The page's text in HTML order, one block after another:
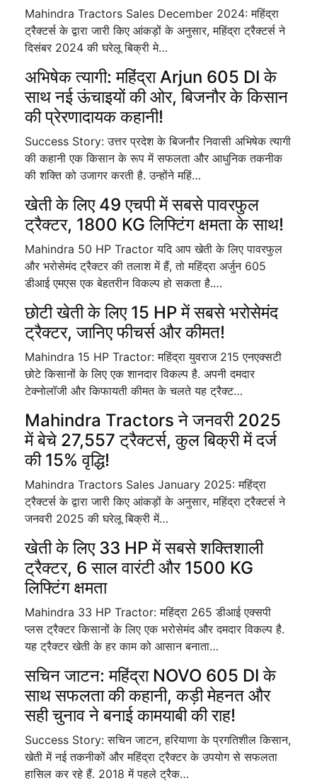
Mahindra Tractors Sales December 2024: महिंद्रा
ट्रैक्टर्स के द्वारा जारी किए आंकड़ों के अनुसार, महिंद्रा ट्रैक्टर्स ने
दिसंबर 2024 की घरेलू बिक्री मे…
अभिषेक त्यागी: महिंद्रा Arjun 605 DI के
साथ नई ऊंचाइयों की ओर, बिजनौर के किसान
की प्रेरणादायक कहानी!
Success Story: उत्तर प्रदेश के बिजनौर निवासी अभिषेक त्यागी
की कहानी एक किसान के रूप में सफलता और आधुनिक तकनीक
की शक्ति को उजागर करती है. उन्होंने महिं…
खेती के लिए 49 एचपी में सबसे पावरफुल
ट्रैक्टर, 1800 KG लिफ्टिंग क्षमता के साथ!
Mahindra 50 HP Tractor यदि आप खेती के लिए पावरफुल
और भरोसेमंद ट्रैक्टर की तलाश में हैं, तो महिंद्रा अर्जुन 605
डीआई एमएस एक बेहतरीन विकल्प हो सकता है.…
छोटी खेती के लिए 15 HP में सबसे भरोसेमंद
ट्रैक्टर, जानिए फीचर्स और कीमत!
Mahindra 15 HP Tractor: महिंद्रा युवराज 215 एनएक्सटी
छोटे किसानों के लिए एक शानदार विकल्प है. अपनी दमदार
टेक्नोलॉजी और किफायती कीमत के चलते यह ट्रैक्ट…
Mahindra Tractors ने जनवरी 2025
में बेचे 27,557 ट्रैक्टर्स, कुल बिक्री में दर्ज
की 15% वृद्धि!
Mahindra Tractors Sales January 2025: महिंद्रा
ट्रैक्टर्स के द्वारा जारी किए आंकड़ों के अनुसार, महिंद्रा ट्रैक्टर्स ने
जनवरी 2025 की घरेलू बिक्री में…
खेती के लिए 33 HP में सबसे शक्तिशाली
ट्रैक्टर, 6 साल वारंटी और 1500 KG
लिफ्टिंग क्षमता
Mahindra 33 HP Tractor: महिंद्रा 265 डीआई एक्सपी
प्लस ट्रैक्टर किसानों के लिए एक भरोसेमंद और दमदार विकल्प है.
यह ट्रैक्टर खेती के हर काम को आसान बनाता…
सचिन जाटन: महिंद्रा NOVO 605 DI के
साथ सफलता की कहानी, कड़ी मेहनत और
सही चुनाव ने बनाई कामयाबी की राह!
Success Story: सचिन जाटन, हरियाणा के प्रगतिशील किसान,
खेती में नई तकनीकों और महिंद्रा ट्रैक्टर के उपयोग से सफलता
हासिल कर रहे हैं. 2018 में पहले ट्रैक…